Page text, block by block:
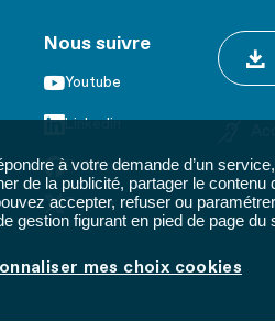
à votre demande d’un
de la publicité, partager le
accepter, refuser ou
gestion figurant en pied de page du
mes choix cookies
Nous suivre
Youtube
Linkedin
Facebook
Twitter